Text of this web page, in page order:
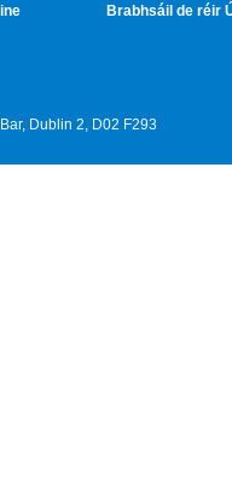
Brabhsáil de réir
Dublin 2, D02 F293